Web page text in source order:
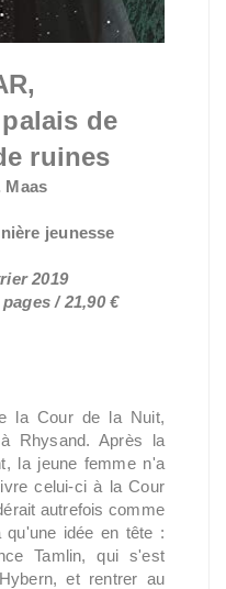
de
ruines
Maas
jeunesse
2019
/ 21,90 €
la Cour de la Nuit,
Rhysand. Après la
la jeune femme n'a
celui-ci à la Cour
autrefois comme
idée en tête :
Tamlin, qui s'est
et rentrer au